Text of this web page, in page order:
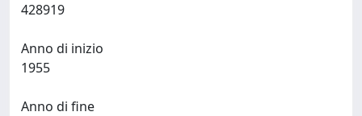
Anno di inizio
Anno di fine